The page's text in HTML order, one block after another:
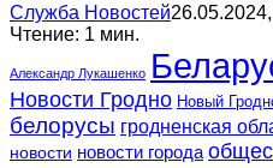
Служба Новостей
Чтение: 1 мин.
Александр Лукашенко
Новости Гродно Новый
белорусы гродненская
новости новости города